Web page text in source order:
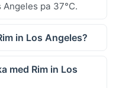
pa 37°C.
in Los Angeles?
med Rim in Los